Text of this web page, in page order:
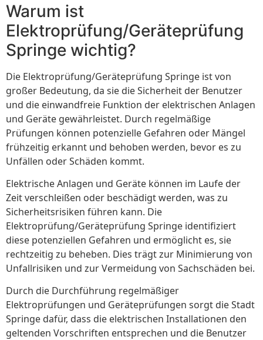
Warum ist
Elektroprüfung/Geräteprüfung
Springe wichtig?
Die Elektroprüfung/Geräteprüfung Springe ist von
großer Bedeutung, da sie die Sicherheit der Benutzer
und die einwandfreie Funktion der elektrischen Anlagen
und Geräte gewährleistet. Durch regelmäßige
Prüfungen können potenzielle Gefahren oder Mängel
frühzeitig erkannt und behoben werden, bevor es zu
Unfällen oder Schäden kommt.
Elektrische Anlagen und Geräte können im Laufe der
Zeit verschleißen oder beschädigt werden, was zu
Sicherheitsrisiken führen kann. Die
Elektroprüfung/Geräteprüfung Springe identifiziert
diese potenziellen Gefahren und ermöglicht es, sie
rechtzeitig zu beheben. Dies trägt zur Minimierung von
Unfallrisiken und zur Vermeidung von Sachschäden bei.
Durch die Durchführung regelmäßiger
Elektroprüfungen und Geräteprüfungen sorgt die Stadt
Springe dafür, dass die elektrischen Installationen den
geltenden Vorschriften entsprechen und die Benutzer